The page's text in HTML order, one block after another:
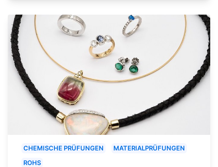
CHEMISCHE PRÜFUNGEN
MATERIALPRÜFUNGEN
ROHS